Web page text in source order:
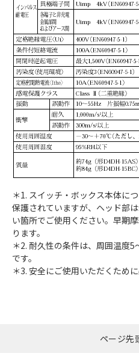
＊1. スイッチ・ボックス本体に
保護されていますが、ヘッド部
い箇所でご使用ください。早期
ります。
＊2. 耐久性の条件は、周囲温度
です。
＊3. 安全にご使用いただくため
ページ先